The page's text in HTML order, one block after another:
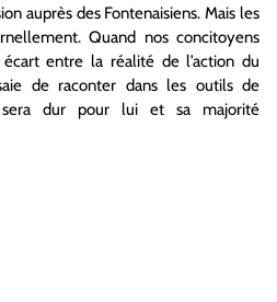
auprès des Fontenaisiens. Mais les
Quand nos concitoyens
entre la réalité de l’action du
de raconter dans les outils de
sera dur pour lui et sa majorité